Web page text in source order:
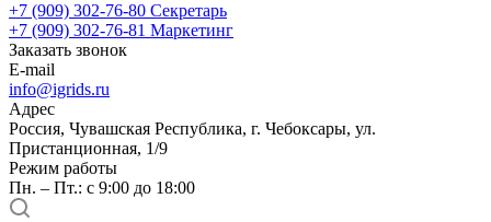
+7 (909) 302-76-80 Секретарь
+7 (909) 302-76-81 Маркетинг
Заказать звонок
E-mail
info@igrids.ru
Адрес
Россия, Чувашская Республика, г. Чебоксары, ул.
Пристанционная, 1/9
Режим работы
Пн. – Пт.: с 9:00 до 18:00